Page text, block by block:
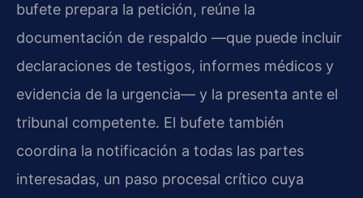
bufete prepara la petición, reúne la
documentación de respaldo —que puede incluir
declaraciones de testigos, informes médicos y
evidencia de la urgencia— y la presenta ante el
tribunal competente. El bufete también
coordina la notificación a todas las partes
interesadas, un paso procesal crítico cuya